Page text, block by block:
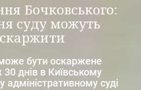
Бочковського:
суду можуть
бути оскаржене
днів в Київському
адміністративному суді